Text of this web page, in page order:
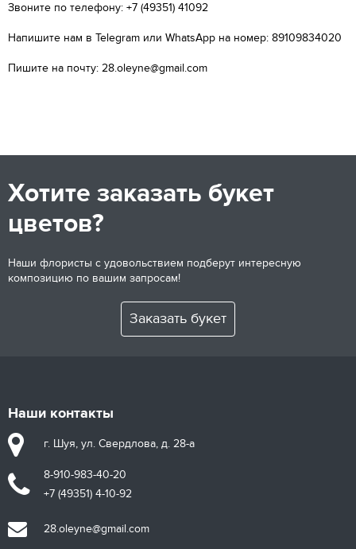
Звоните по телефону: +7 (49351) 41092
Напишите нам в Telegram или WhatsApp на номер: 89109834020
Пишите на почту: 28.oleyne@gmail.com
Хотите заказать букет
цветов?
Наши флористы с удовольствием подберут интересную
композицию по вашим запросам!
Заказать букет
Наши контакты
г. Шуя, ул. Свердлова, д. 28-а
8-910-983-40-20
+7 (49351) 4-10-92
28.oleyne@gmail.com